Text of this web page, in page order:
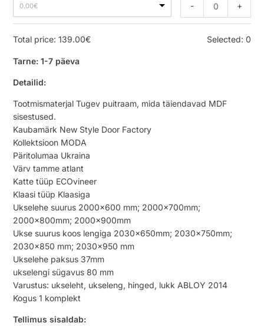
0.00€ - +
Total price: 139.00€ Selected: 0
Tarne: 1-7 päeva
Detailid:
Tootmismaterjal Tugev puitraam, mida täiendavad MDF
sisestused.
Kaubamärk New Style Door Factory
Kollektsioon MODA
Päritolumaa Ukraina
Värv tamme atlant
Katte tüüp ECOvineer
Klaasi tüüp Klaasiga
Ukselehe suurus 2000×600 mm; 2000x700mm;
2000x800mm; 2000x900mm
Ukse suurus koos lengiga 2030x650mm; 2030x750mm;
2030×850 mm; 2030×950 mm
Ukselehe paksus 37mm
ukselengi sügavus 80 mm
Varustus: ukseleht, ukseleng, hinged, lukk ABLOY 2014
Kogus 1 komplekt
Tellimus sisaldab: